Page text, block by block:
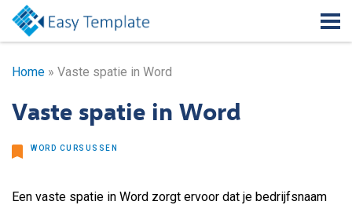
Home » Vaste spatie in Word
Vaste spatie in Word
WORD CURSUSSEN
Een vaste spatie in Word zorgt ervoor dat je bedrijfsnaam